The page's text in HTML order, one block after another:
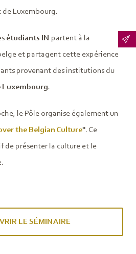
de Luxembourg.
étudiants IN partent à la
et partagent cette expérience
provenant des institutions du
Luxembourg.
le Pôle organise également un
the Belgian Culture". Ce
de présenter la culture et le
LE SÉMINAIRE